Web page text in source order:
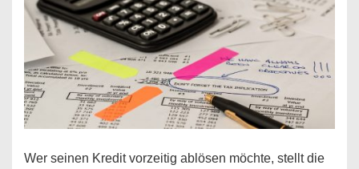
Regeln!
Wer seinen Kredit vorzeitig ablösen möchte, stellt die